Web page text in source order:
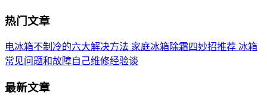
热门文章
电冰箱不制冷的六大解决方法 家庭冰箱除霜四妙招推荐 冰箱
常见问题和故障自己维修经验谈
最新文章